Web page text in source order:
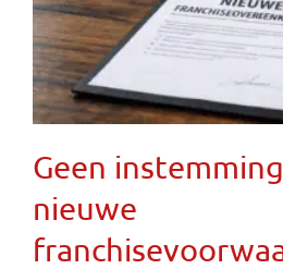
Geen
nieuwe